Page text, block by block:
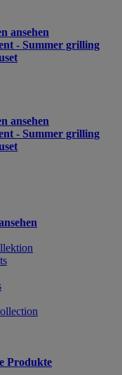
ansehen
- Summer grilling
ansehen
- Summer grilling
Produkte